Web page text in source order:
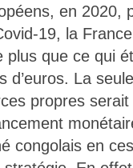
en 2020,
19, la
plus que ce qui
d’euros. La
propres
congolais en